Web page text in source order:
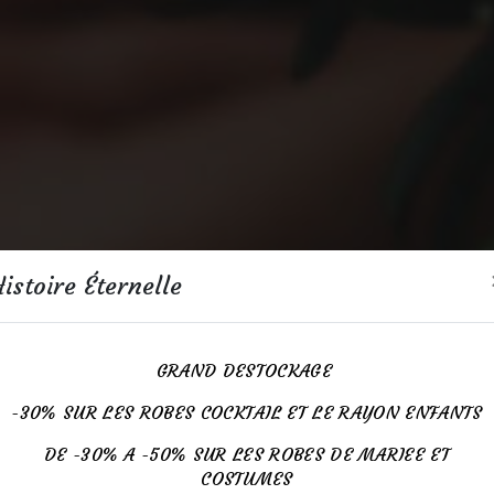
Éternelle
GRAND DESTOCKAGE
-30% SUR LES ROBES COCKTAIL ET LE RAYON ENFANTS
DE -30% A -50% SUR LES ROBES DE MARIEE ET
COSTUMES